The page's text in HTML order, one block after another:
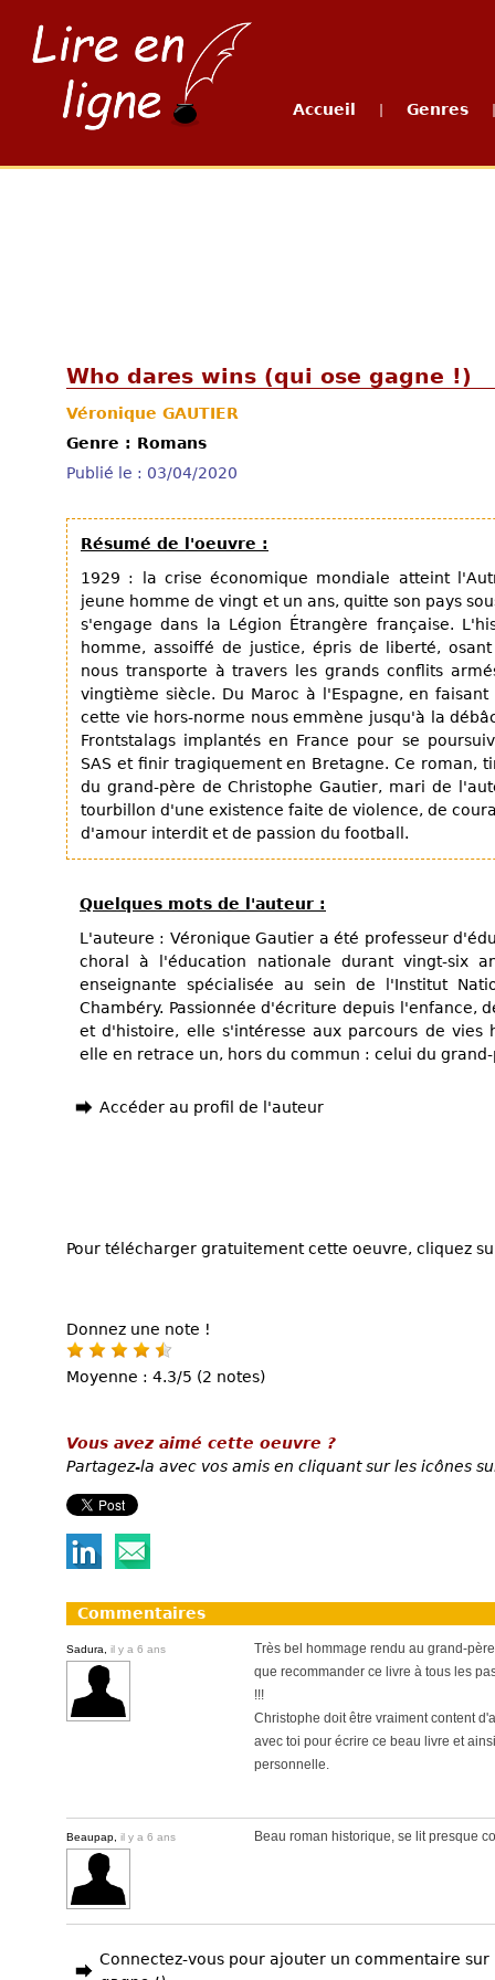
Accueil Genres
Who dares wins (qui ose gagne !)
Véronique GAUTIER
Genre : Romans
Publié le : 03/04/2020
Résumé de l'oeuvre :
1929 : la crise économique mondiale atteint
jeune homme de vingt et un ans, quitte son pays
s'engage dans la Légion Étrangère française.
homme, assoiffé de justice, épris de liberté,
nous transporte à travers les grands conflits
vingtième siècle. Du Maroc à l'Espagne, en
cette vie hors-norme nous emmène jusqu'à la
Frontstalags implantés en France pour se
SAS et finir tragiquement en Bretagne. Ce roman,
du grand-père de Christophe Gautier, mari de
tourbillon d'une existence faite de violence, de
d'amour interdit et de passion du football.
Quelques mots de l'auteur :
L'auteure : Véronique Gautier a été professeur
choral à l'éducation nationale durant vingt-six
enseignante spécialisée au sein de l'Institut
Chambéry. Passionnée d'écriture depuis l'enfance,
et d'histoire, elle s'intéresse aux parcours de vies
elle en retrace un, hors du commun : celui du
Accéder au profil de l'auteur
Pour télécharger gratuitement cette oeuvre, cliquez
Donnez une note !
Moyenne : 4.3/5 (2 notes)
Vous avez aimé cette oeuvre ?
Partagez-la avec vos amis en cliquant sur les icônes
Commentaires
Sadura, il y a 6 ans
Très bel hommage rendu au grand-
que recommander ce livre à tous les
!!!
Christophe doit être vraiment content
avec toi pour écrire ce beau livre et
personnelle.
Beaupap, il y a 6 ans Beau roman historique, se lit presque
Connectez-vous pour ajouter un commentaire sur